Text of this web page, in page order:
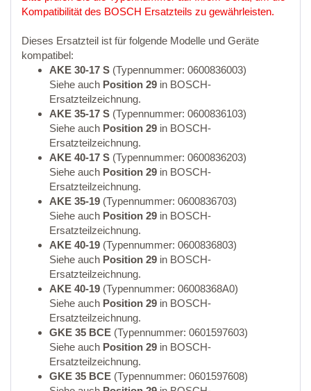
Kompatibilität des BOSCH Ersatzteils zu gewährleisten.
Dieses Ersatzteil ist für folgende Modelle und Geräte
kompatibel:
AKE 30-17 S (Typennummer: 0600836003)
Siehe auch Position 29 in BOSCH-
Ersatzteilzeichnung.
AKE 35-17 S (Typennummer: 0600836103)
Siehe auch Position 29 in BOSCH-
Ersatzteilzeichnung.
AKE 40-17 S (Typennummer: 0600836203)
Siehe auch Position 29 in BOSCH-
Ersatzteilzeichnung.
AKE 35-19 (Typennummer: 0600836703)
Siehe auch Position 29 in BOSCH-
Ersatzteilzeichnung.
AKE 40-19 (Typennummer: 0600836803)
Siehe auch Position 29 in BOSCH-
Ersatzteilzeichnung.
AKE 40-19 (Typennummer: 06008368A0)
Siehe auch Position 29 in BOSCH-
Ersatzteilzeichnung.
GKE 35 BCE (Typennummer: 0601597603)
Siehe auch Position 29 in BOSCH-
Ersatzteilzeichnung.
GKE 35 BCE (Typennummer: 0601597608)